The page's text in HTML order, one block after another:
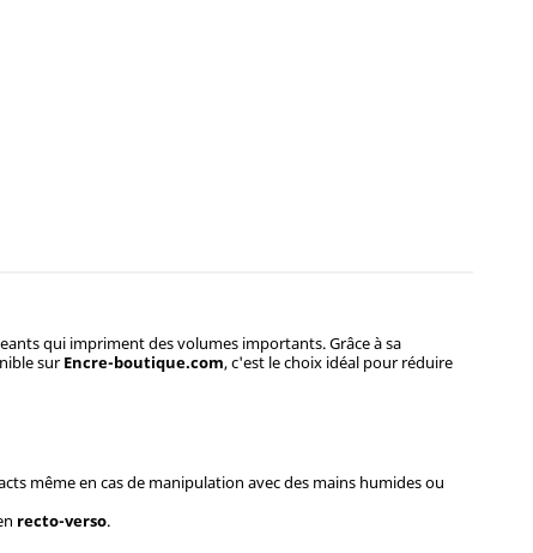
qui impriment des volumes importants. Grâce à sa
surEncre-boutique.com, c'est le choix idéal pour réduire
même en cas de manipulation avec des mains humides ou
recto-verso.